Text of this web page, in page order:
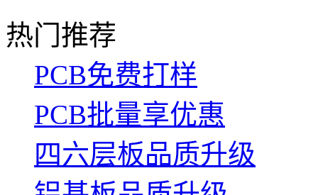
热门推荐
PCB免费打样
PCB批量享优惠
四六层板品质升级